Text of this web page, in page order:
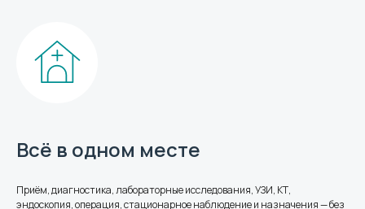
Всё в одном месте
Приём, диагностика, лабораторные исследования, УЗИ, КТ,
эндоскопия, операция, стационарное наблюдение и назначения — без
+7 (950) 905-23-23
Тульская область, г. Щёкино,
ул. Болдина, 117Б